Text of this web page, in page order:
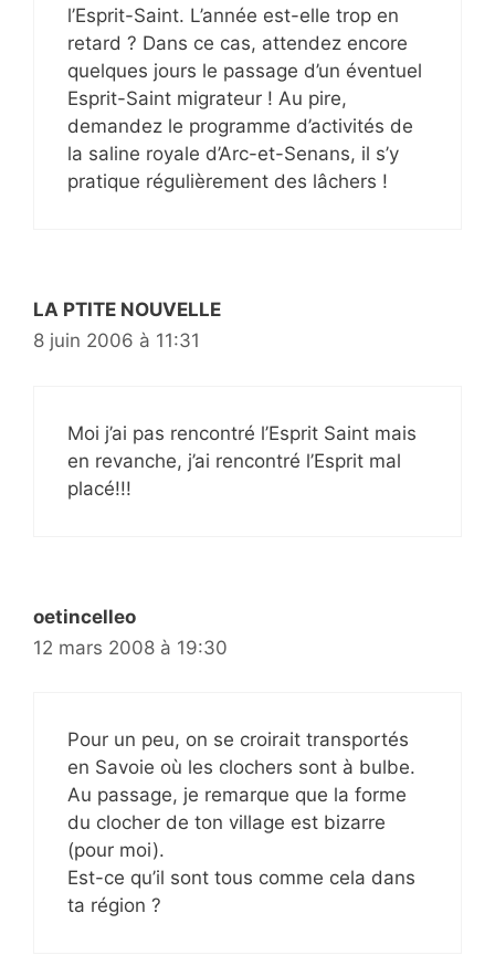
l’Esprit-Saint. L’année est-elle trop en
retard ? Dans ce cas, attendez encore
quelques jours le passage d’un éventuel
Esprit-Saint migrateur ! Au pire,
demandez le programme d’activités de
la saline royale d’Arc-et-Senans, il s’y
pratique régulièrement des lâchers !
LA PTITE NOUVELLE
8 juin 2006 à 11:31
Moi j’ai pas rencontré l’Esprit Saint mais
en revanche, j’ai rencontré l’Esprit mal
placé!!!
oetincelleo
12 mars 2008 à 19:30
Pour un peu, on se croirait transportés
en Savoie où les clochers sont à bulbe.
Au passage, je remarque que la forme
du clocher de ton village est bizarre
(pour moi).
Est-ce qu’il sont tous comme cela dans
ta région ?